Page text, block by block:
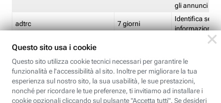
gli annunci
adtrc 7 giorni
Identifica se
informazioni
CFFC<TagID>
Limite di
CM 1 giorno
Identifica se
ricontrollare
corrispondenti
(impostata da